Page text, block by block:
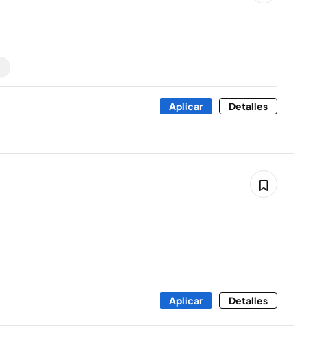
Aplicar Detalles
Aplicar Detalles